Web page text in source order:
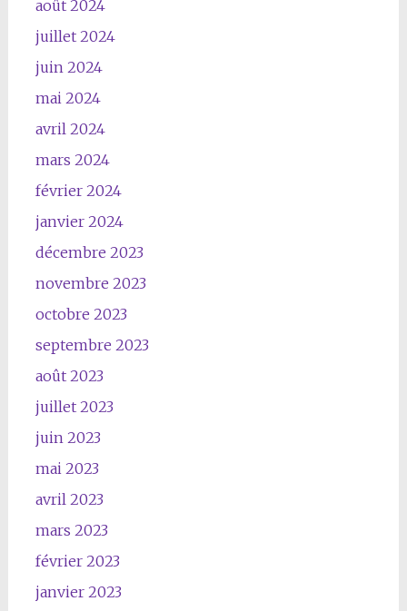
août 2024
juillet 2024
juin 2024
mai 2024
avril 2024
mars 2024
février 2024
janvier 2024
décembre 2023
novembre 2023
octobre 2023
septembre 2023
août 2023
juillet 2023
juin 2023
mai 2023
avril 2023
mars 2023
février 2023
janvier 2023